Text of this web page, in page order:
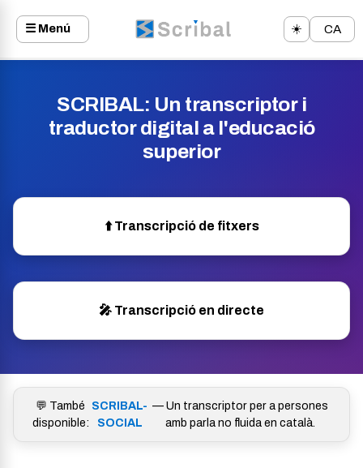
SCRIBAL: Un transcriptor i
traductor digital a l'educació
superior
⬆️ Transcripció de fitxers
🎤 Transcripció en directe
💬 També
disponible:
SCRIBAL-
SOCIAL
— Un transcriptor per a persones
amb parla no fluida en català.
☰ Menú ☀️ CA